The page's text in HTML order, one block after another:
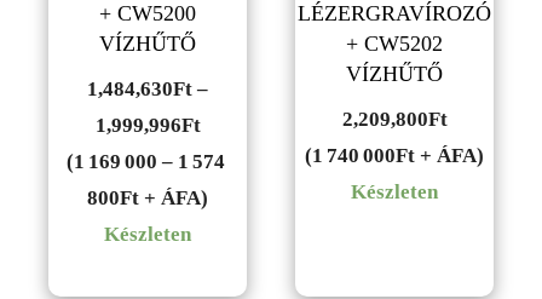
+ CW5200
VÍZHŰTŐ
1,484,630Ft –
1,999,996FtÁrtartomány:
1,484,630Ft
-
(1 169 000 – 1 574
800Ft + ÁFA)
Készleten
LÉZERGRAVÍROZÓ
+ CW5202
VÍZHŰTŐ
2,209,800Ft
(1 740 000Ft + ÁFA)
Készleten